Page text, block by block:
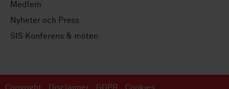
Medlem
Nyheter och Press
SIS Konferens & möten